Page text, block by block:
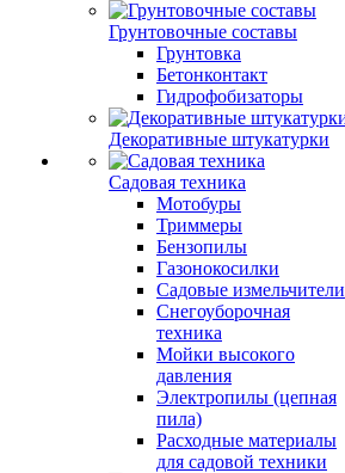
Грунтовочные составы
Грунтовка
Бетонконтакт
Гидрофобизаторы
Декоративные штукатурки
Садовая техника
Мотобуры
Триммеры
Бензопилы
Газонокосилки
Садовые измельчители
Снегоуборочная
техника
Мойки высокого
давления
Электропилы (цепная
пила)
Расходные материалы
для садовой техники